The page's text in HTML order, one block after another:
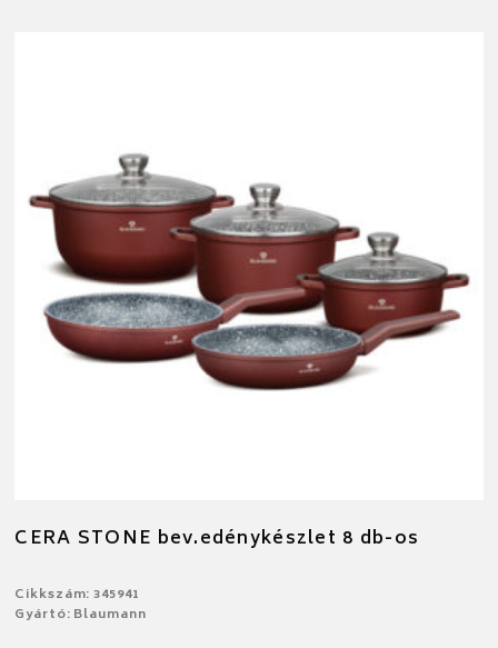
CERA STONE bev.edénykészlet 8 db-os
Cikkszám: 345941
Gyártó: Blaumann